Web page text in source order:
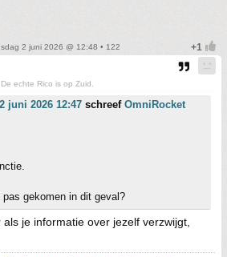
2 juni 2026 @ 12:48 • 122
De echte Rico is op Zuid.
juni 2026 12:47 schreef OmniRocket
pas gekomen in dit geval?
je informatie over jezelf verzwijgt,